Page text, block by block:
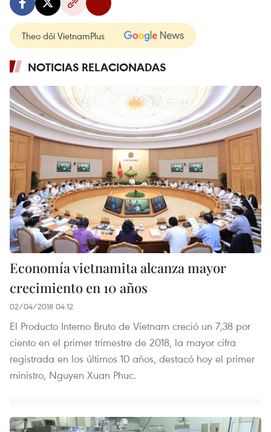
Theo dõi VietnamPlus
NOTICIAS RELACIONADAS
Economía vietnamita alcanza mayor
crecimiento en 10 años
02/04/2018 04:12
El Producto Interno Bruto de Vietnam creció un 7,38 por
ciento en el primer trimestre de 2018, la mayor cifra
registrada en los últimos 10 años, destacó hoy el primer
ministro, Nguyen Xuan Phuc.